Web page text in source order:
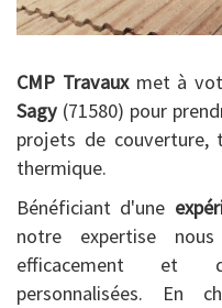
CMP Travauxmet à
Sagy (71580) pour
projets de couverture,
thermique.
Bénéficiant d'une
notre expertise
efficacement et
personnalisées. En